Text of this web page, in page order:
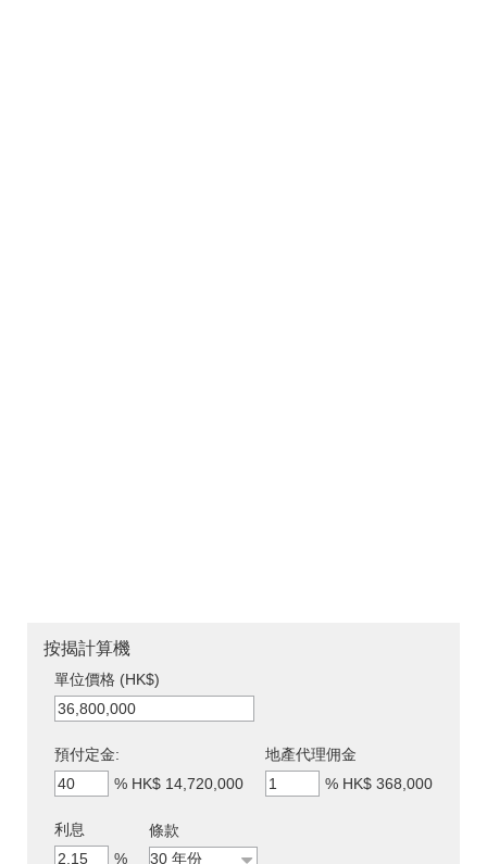
按揭計算機
單位價格 (HK$)
預付定金:
% HK$ 14,720,000
地產代理佣金
% HK$ 368,000
利息
%
條款